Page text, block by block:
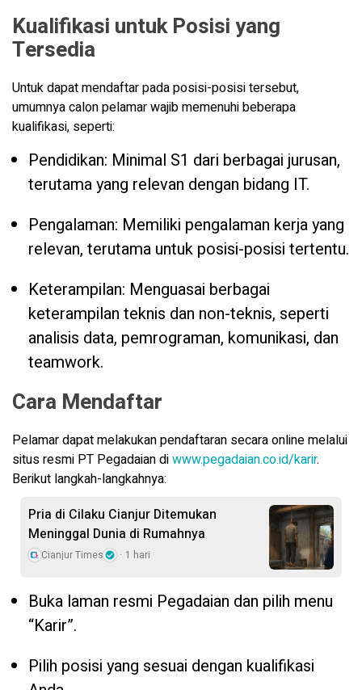
Kualifikasi untuk Posisi yang
Tersedia
Untuk dapat mendaftar pada posisi-posisi tersebut,
umumnya calon pelamar wajib memenuhi beberapa
kualifikasi, seperti:
Pendidikan: Minimal S1 dari berbagai jurusan,
terutama yang relevan dengan bidang IT.
Pengalaman: Memiliki pengalaman kerja yang
relevan, terutama untuk posisi-posisi tertentu.
Keterampilan: Menguasai berbagai
keterampilan teknis dan non-teknis, seperti
analisis data, pemrograman, komunikasi, dan
teamwork.
Cara Mendaftar
Pelamar dapat melakukan pendaftaran secara online melalui
situs resmi PT Pegadaian diwww.pegadaian.co.id/karir.
Berikut langkah-langkahnya:
Pria di Cilaku Cianjur Ditemukan
Meninggal Dunia di Rumahnya
Cianjur Times 1 hari
Buka laman resmi Pegadaian dan pilih menu
“Karir”.
Pilih posisi yang sesuai dengan kualifikasi